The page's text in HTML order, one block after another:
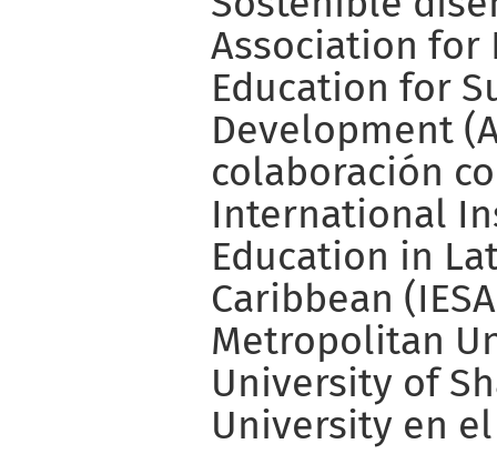
Association for
Education for
Development
colaboración
International
Education in
Caribbean
Metropolitan
University of
University en